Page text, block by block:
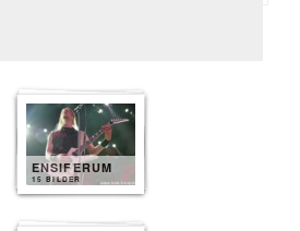
ENSIFERUM
15 BILDER